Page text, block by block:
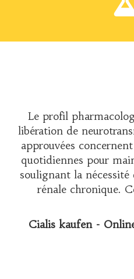
Le profil
libération de
approuvées
quotidiennes pour
soulignant la
rénale chronique.
Cialis kaufen -